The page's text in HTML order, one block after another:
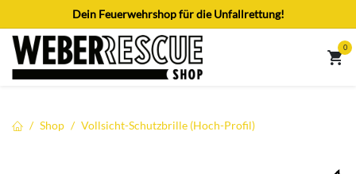
Zum Inhalt springenDein Feuerwehrshop für die Unfallrettung!
0
Shop Vollsicht-Schutzbrille (Hoch-Profil)